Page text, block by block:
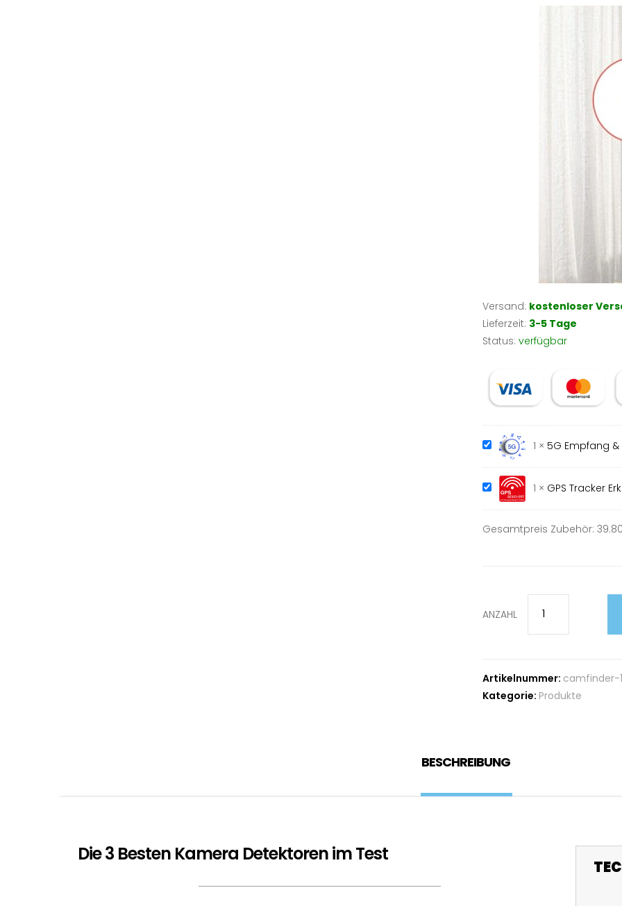
Versand: kostenloser
Lieferzeit: 3-5 Tage
Status:verfügbar
1 × 5G Empfang &
1 × GPS Tracker
Gesamtpreis Zubehör:
ANZAHL
Artikelnummer: camfinder-
Kategorie: Produkte
BESCHREIBUNG
Die 3 Besten Kamera Detektoren im Test